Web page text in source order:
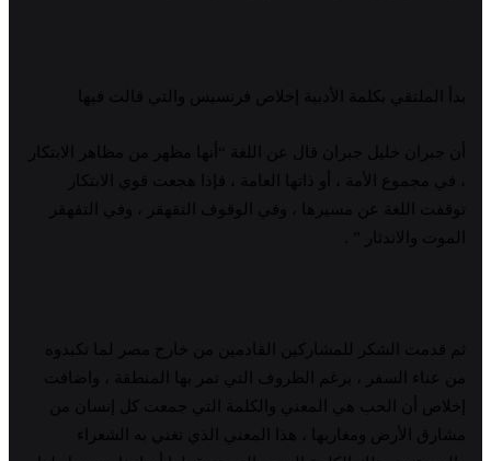
بدأ الملتقي بكلمة الأدبية إخلاص فرنسيس والتي قالت فيها
أن جبران خليل جبران قال عن اللغة “أنها مظهر من مظاهر الابتكار
، في مجموع الأمة ، أو ذاتها العامة ، فإذا هجعت قوي الابتكار
توقفت اللغة عن مسيرها ، وفي الوقوف التقهقر ، وفي التقهقر
الموت والاندثار ” .
ثم قدمت الشكر للمشاركين القادمين من خارج مصر لما تكبدوه
من عناء السفر ، برغم الظروف التي تمر بها المنطقة ، واضافت
إخلاص أن الحب هي المعني والكلمة التي جمعت كل إنسان من
مشارق الأرض ومغاربها ، هذا المعني الذي تغني به الشعراء